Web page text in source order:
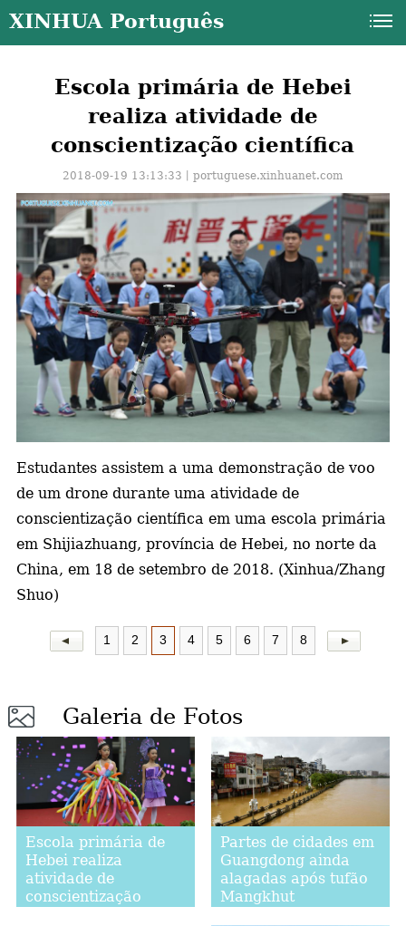
XINHUA Português
Escola primária de Hebei
realiza atividade de
conscientização científica
2018-09-19 13:13:33丨portuguese.xinhuanet.com
Estudantes assistem a uma demonstração de voo
de um drone durante uma atividade de
conscientização científica em uma escola primária
em Shijiazhuang, província de Hebei, no norte da
China, em 18 de setembro de 2018. (Xinhua/Zhang
Shuo)
1 2 3 4 5 6 7 8
Galeria de Fotos
Escola primária de
Hebei realiza
atividade de
conscientização
Partes de cidades em
Guangdong ainda
alagadas após tufão
Mangkhut